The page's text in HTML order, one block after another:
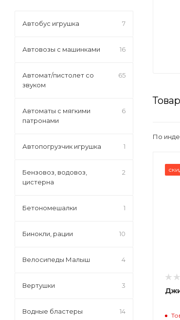
По
Автобус игрушка 7
Автовозы с машинками 16
Автомат/пистолет со
звуком
65
Автоматы с мягкими
патронами
6
Автопогрузчик игрушка 1
Бензовоз, водовоз,
цистерна
2
Бетономешалки 1
Бинокли, рации 10
Велосипеды Малыш 4
Вертушки 3
Водные бластеры 14